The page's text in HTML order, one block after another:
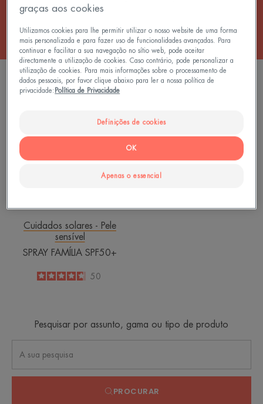
1 resultado "Rosto e Corpo"
FAMÍLIA
Cuidados solares - Pele
sensível
SPRAY FAMÍLIA SPF50+
4.6
/
5
50
Pesquisar por assunto, gama ou tipo de produto
PROCURAR
graças aos cookies
Utilizamos cookies para lhe permitir utilizar o nosso website de uma forma
mais personalizada e para fazer uso de funcionalidades avançadas. Para
continuar e facilitar a sua navegação no sítio web, pode aceitar
directamente a utilização de cookies. Caso contrário, pode personalizar a
utilização de cookies. Para mais informações sobre o processamento de
dados pessoais, por favor clique abaixo para ler a nossa política de
privacidade: Política de Privacidade
Definições de cookies
Apenas o essencial
OK